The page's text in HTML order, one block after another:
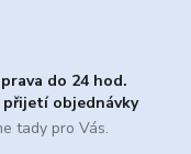
do 24 hod.
přijetí objednávky
tady pro Vás.